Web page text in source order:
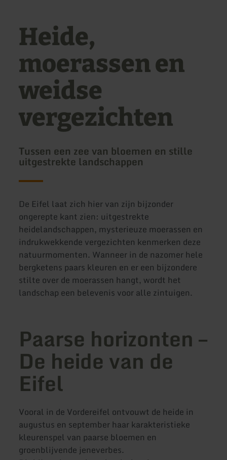
Heide,
moerassen en
weidse
vergezichten
Tussen een zee van bloemen en stille
uitgestrekte landschappen
De Eifel laat zich hier van zijn bijzonder
ongerepte kant zien: uitgestrekte
heidelandschappen, mysterieuze moerassen en
indrukwekkende vergezichten kenmerken deze
natuurmomenten. Wanneer in de nazomer hele
bergketens paars kleuren en er een bijzondere
stilte over de moerassen hangt, wordt het
landschap een belevenis voor alle zintuigen.
Paarse horizonten –
De heide van de
Eifel
Vooral in de Vordereifel ontvouwt de heide in
augustus en september haar karakteristieke
kleurenspel van paarse bloemen en
groenblijvende jeneverbes.